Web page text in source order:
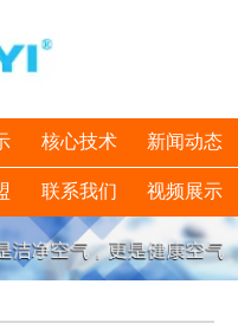
核心技术 新闻动态
联系我们 视频展示